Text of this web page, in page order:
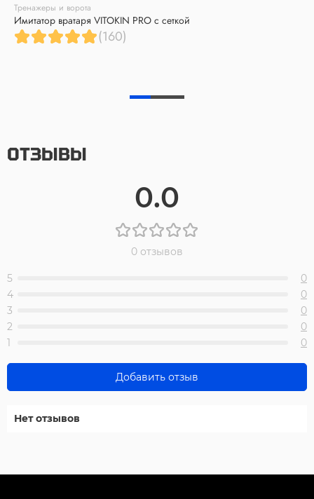
Тренажеры и ворота
Имитатор вратаря VITOKIN PRO с сеткой
(160)
ОТЗЫВЫ
0.0
0 отзывов
5
0
4
0
3
0
2
0
1
0
Добавить отзыв
Нет отзывов